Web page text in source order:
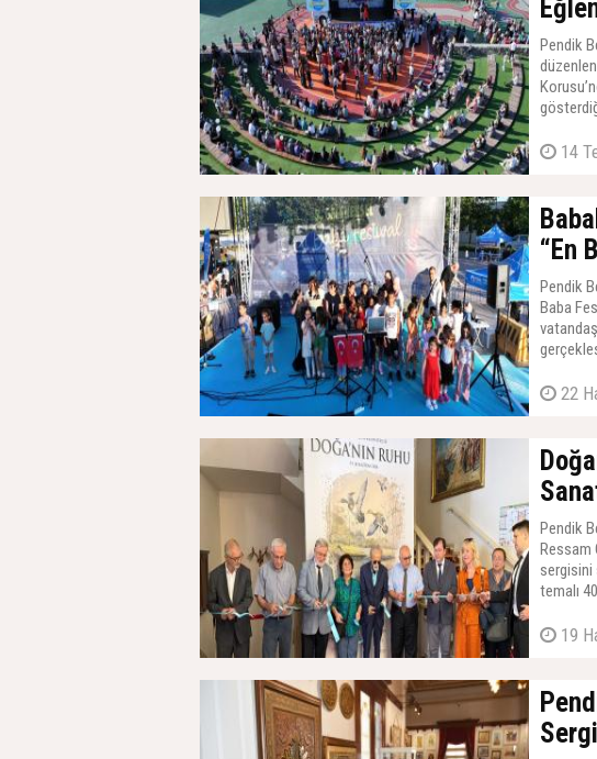
Pendik
keyifli
14
“En
Pendik
Baba
yoğun
22
Pendik
Ressam
sergisini
temalı
19